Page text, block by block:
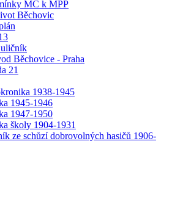
MČ k MPP
Běchovic
Běchovice - Praha
21
1938-1945
1945-1946
1947-1950
školy 1904-1931
ze schůzí dobrovolných hasičů 1906-